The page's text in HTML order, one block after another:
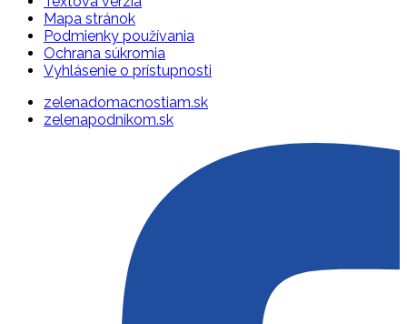
Mapa stránok
Podmienky používania
Ochrana súkromia
Vyhlásenie o prístupnosti
zelenadomacnostiam.sk
zelenapodnikom.sk